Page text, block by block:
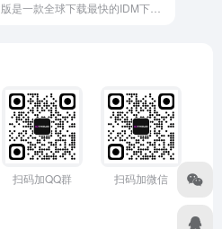
扫码加QQ群 扫码加微信